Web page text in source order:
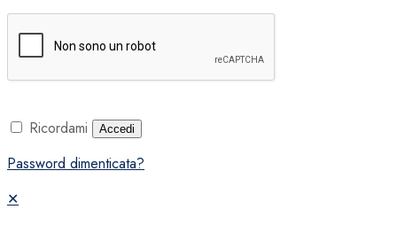
Ricordami Accedi
Password dimenticata?
✕